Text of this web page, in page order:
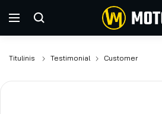
Titulinis Testimonial Customer